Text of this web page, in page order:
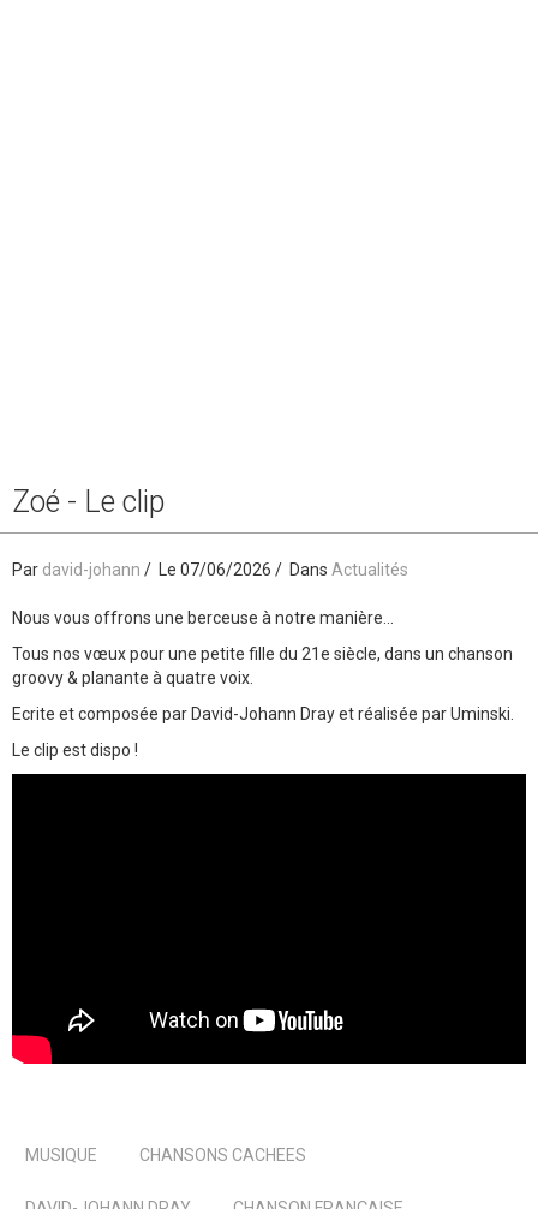
Zoé - Le clip
Par david-johann Le 07/06/2026 Dans Actualités
Nous vous offrons une berceuse à notre manière...
Tous nos vœux pour une petite fille du 21e siècle, dans un chanson
groovy & planante à quatre voix.
Ecrite et composée par David-Johann Dray et réalisée par Uminski.
Le clip est dispo !
MUSIQUE CHANSONS CACHEES